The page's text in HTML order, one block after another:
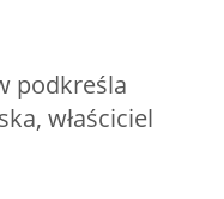
podkreśla
właściciel